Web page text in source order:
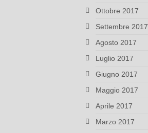
Ottobre 2017
Settembre 2017
Agosto 2017
Luglio 2017
Giugno 2017
Maggio 2017
Aprile 2017
Marzo 2017